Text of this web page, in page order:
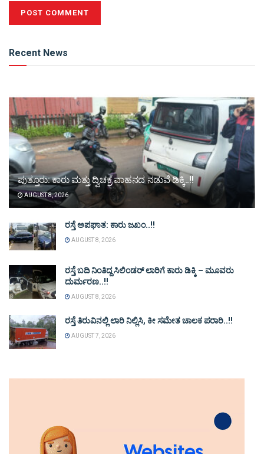
Recent News
ಪುತ್ತೂರು: ಕಾರು ಮತ್ತು ದ್ವಿಚಕ್ರ ವಾಹನದ ನಡುವೆ ಡಿಕ್ಕಿ..!!
AUGUST 8, 2026
ರಸ್ತೆ ಅಪಘಾತ: ಕಾರು ಜಖಂ..!!
AUGUST 8, 2026
ರಸ್ತೆ ಬದಿ ನಿಂತಿದ್ದ ಸಿಲಿಂಡರ್ ಲಾರಿಗೆ ಕಾರು ಡಿಕ್ಕಿ – ಮೂವರು
ದುರ್ಮರಣ..!!
AUGUST 8, 2026
ರಸ್ತೆ ತಿರುವಿನಲ್ಲಿ ಲಾರಿ ನಿಲ್ಲಿಸಿ, ಕೀ ಸಮೇತ ಚಾಲಕ ಪರಾರಿ..!!
AUGUST 7, 2026